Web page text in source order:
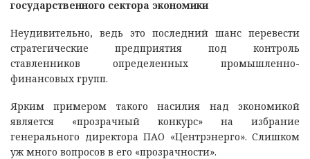
государственного сектора экономики
Неудивительно, ведь это последний шанс перевести
стратегические предприятия под контроль
ставленников определенных промышленно-
финансовых групп.
Ярким примером такого насилия над экономикой
является «прозрачный конкурс» на избрание
генерального директора ПАО «Центрэнерго». Слишком
уж много вопросов в его «прозрачности».